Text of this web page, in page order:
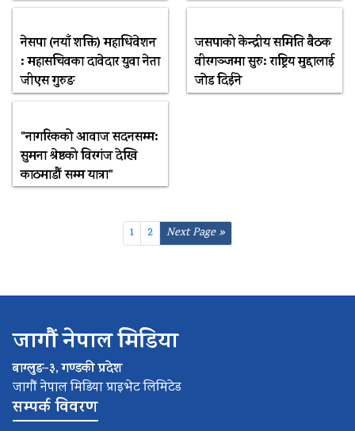
नेसपा (नयाँ शक्ति) महाधिवेशन
: महासचिवका दावेदार युवा नेता
जीएस गुरुङ
जसपाको केन्द्रीय समिति बैठक
वीरगञ्जमा सुरु: राष्ट्रिय मुद्दालाई
जाेड दिईने
"नागरिकको आवाज सदनसम्म:
सुमना श्रेष्ठको विरगंज देखि
काठमाडौं सम्म यात्रा"
1 2 Next Page »
जागौं नेपाल मिडिया
बाग्लुङ-३, गण्डकी प्रदेश
जागौं नेपाल मिडिया प्राइभेट लिमिटेड
सम्पर्क विवरण